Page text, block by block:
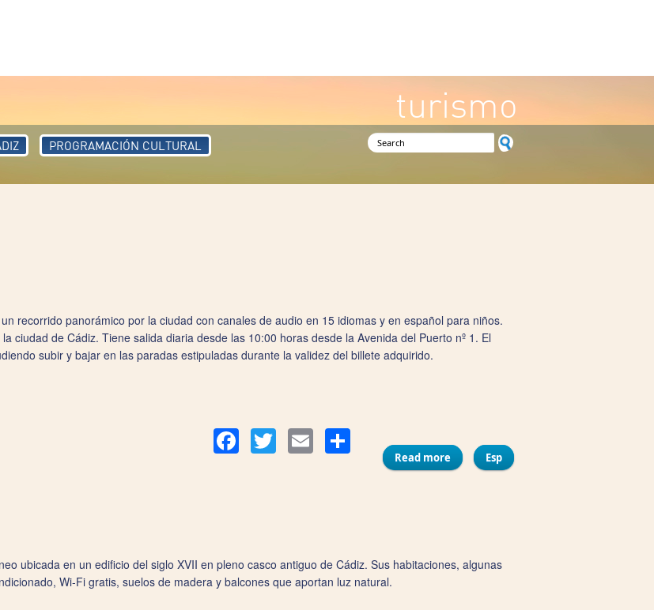
turismo
PROGRAMACIÓN CULTURAL Search form
recorrido panorámico por la ciudad con canales de audio en 15 idiomas y en español para niños.
ciudad de Cádiz. Tiene salida diaria desde las 10:00 horas desde la Avenida del Puerto nº 1. El
subir y bajar en las paradas estipuladas durante la validez del billete adquirido.
FacebookTwitter Email Compartir
Read more
about Autobuses Turísticos "City
Esp
ubicada en un edificio del siglo XVII en pleno casco antiguo de Cádiz. Sus habitaciones, algunas
Wi‑Fi gratis, suelos de madera y balcones que aportan luz natural.